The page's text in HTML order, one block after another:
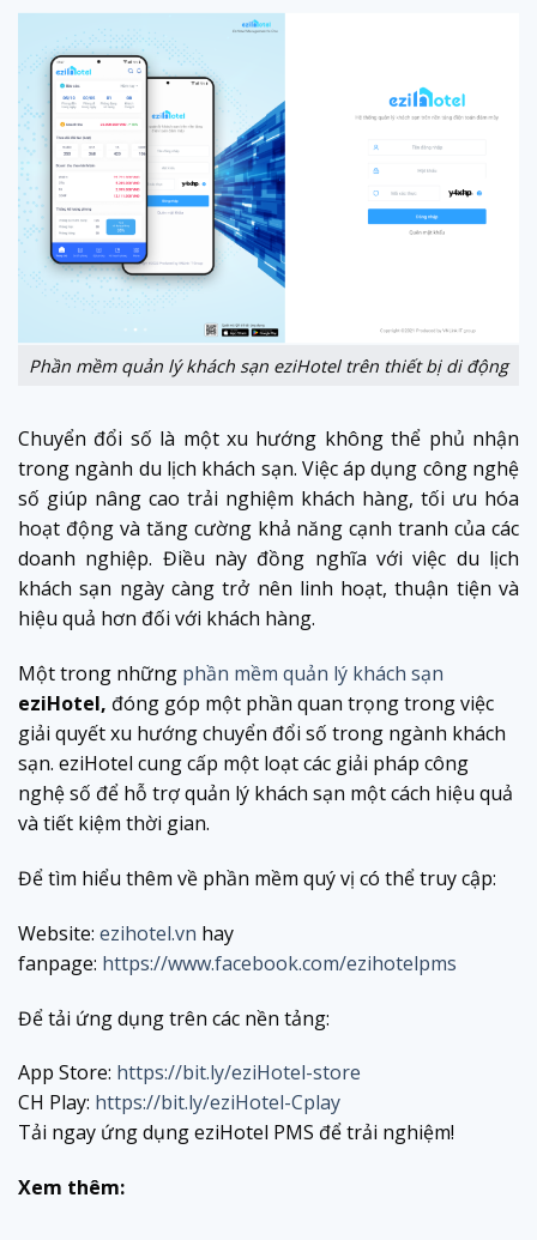
Phần mềm quản lý khách sạn eziHotel trên thiết bị di động
Chuyển đổi số là một xu hướng không thể phủ nhận
trong ngành du lịch khách sạn. Việc áp dụng công nghệ
số giúp nâng cao trải nghiệm khách hàng, tối ưu hóa
hoạt động và tăng cường khả năng cạnh tranh của các
doanh nghiệp. Điều này đồng nghĩa với việc du lịch
khách sạn ngày càng trở nên linh hoạt, thuận tiện và
hiệu quả hơn đối với khách hàng.
Một trong những phần mềm quản lý khách sạn
eziHotel, đóng góp một phần quan trọng trong việc
giải quyết xu hướng chuyển đổi số trong ngành khách
sạn. eziHotel cung cấp một loạt các giải pháp công
nghệ số để hỗ trợ quản lý khách sạn một cách hiệu quả
và tiết kiệm thời gian.
Để tìm hiểu thêm về phần mềm quý vị có thể truy cập:
Website: ezihotel.vn hay
fanpage: https://www.facebook.com/ezihotelpms
Để tải ứng dụng trên các nền tảng:
App Store: https://bit.ly/eziHotel-store
CH Play: https://bit.ly/eziHotel-Cplay
Tải ngay ứng dụng eziHotel PMS để trải nghiệm!
Xem thêm: